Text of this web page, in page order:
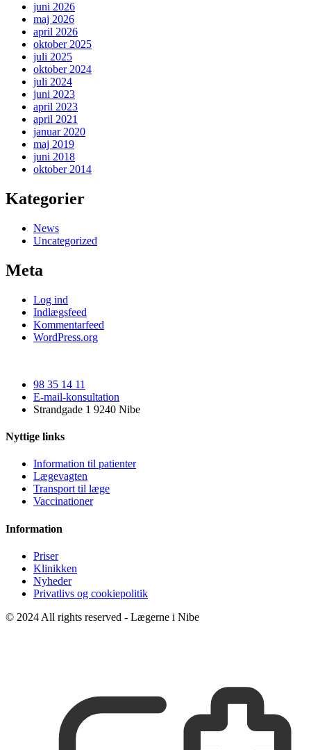
juni 2026
maj 2026
april 2026
oktober 2025
juli 2025
oktober 2024
juli 2024
juni 2023
april 2023
april 2021
januar 2020
maj 2019
juni 2018
oktober 2014
Kategorier
News
Uncategorized
Meta
Log ind
Indlægsfeed
Kommentarfeed
WordPress.org
98 35 14 11
E-mail-konsultation
Strandgade 1 9240 Nibe
Nyttige links
Information til patienter
Lægevagten
Transport til læge
Vaccinationer
Information
Priser
Klinikken
Nyheder
Privatlivs og cookiepolitik
© 2024 All rights reserved - Lægerne i Nibe